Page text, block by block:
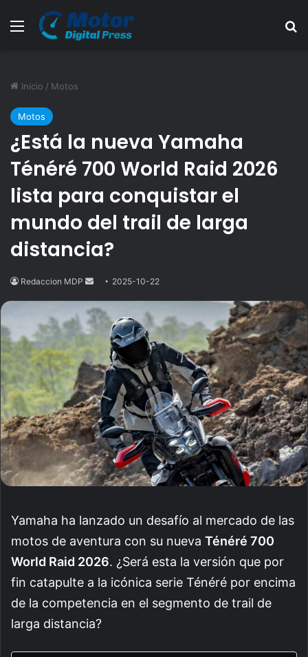
Menú
Inicio / Motos
Motos
¿Está la nueva Yamaha
Ténéré 700 World Raid 2026
lista para conquistar el
mundo del trail de larga
distancia?
Redaccion MDP
Send
email
2025-10-22
Yamaha ha lanzado un desafío al mercado de las
motos de aventura con su nueva Ténéré 700
World Raid 2026. ¿Será esta la versión que por
fin catapulte a la icónica serie Ténéré por encima
de la competencia en el segmento de trail de
larga distancia?